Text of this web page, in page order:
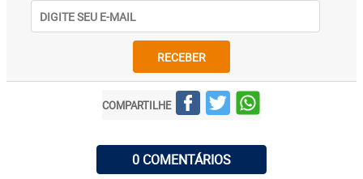
RECEBER
COMPARTILHE
0 COMENTÁRIOS